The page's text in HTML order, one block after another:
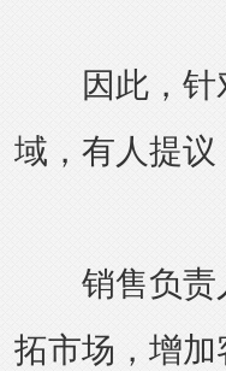
因此，针对
域，有人提
销售负责人
拓市场，增